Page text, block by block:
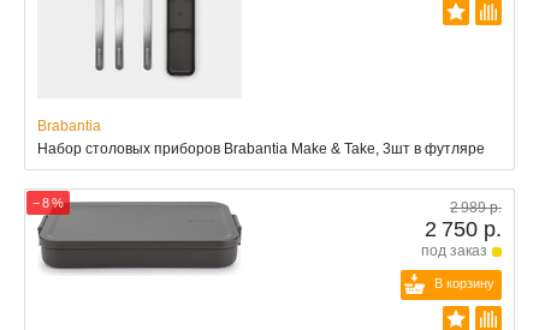
Brabantia
Набор столовых приборов Brabantia Make & Take, 3шт в футляре
− 8 % 2 989 р.
2 750 р.
под заказ
В корзину